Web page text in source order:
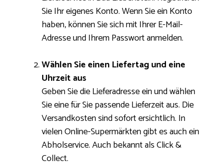
Sie Ihr eigenes Konto. Wenn Sie ein Konto
haben, können Sie sich mit Ihrer E-Mail-
Adresse und Ihrem Passwort anmelden.
Wählen Sie einen Liefertag und eine
Uhrzeit aus
Geben Sie die Lieferadresse ein und wählen
Sie eine für Sie passende Lieferzeit aus. Die
Versandkosten sind sofort ersichtlich. In
vielen Online-Supermärkten gibt es auch ein
Abholservice. Auch bekannt als Click &
Collect.